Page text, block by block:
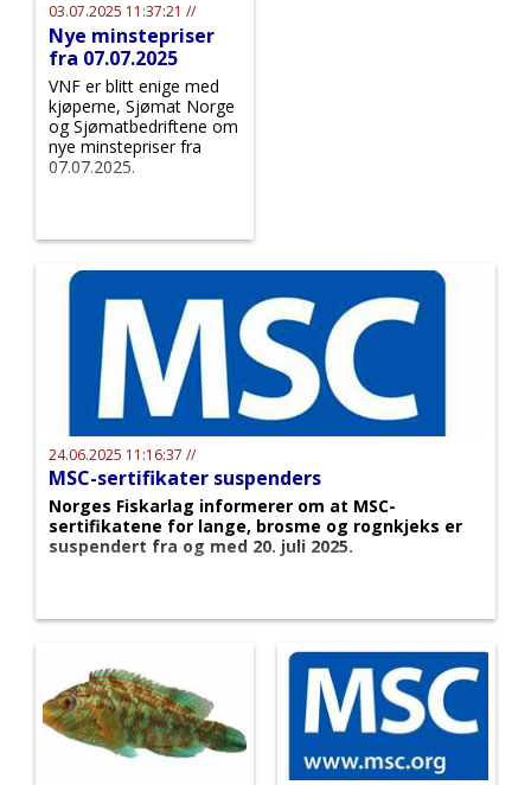
03.07.2025 11:37:21 //
Nye minstepriser
fra 07.07.2025
VNF er blitt enige med
kjøperne, Sjømat Norge
og Sjømatbedriftene om
nye minstepriser fra
07.07.2025.
24.06.2025 11:16:37 //
MSC-sertifikater suspenders
Norges Fiskarlag informerer om at MSC-
sertifikatene for lange, brosme og rognkjeks er
suspendert fra og med 20. juli 2025.